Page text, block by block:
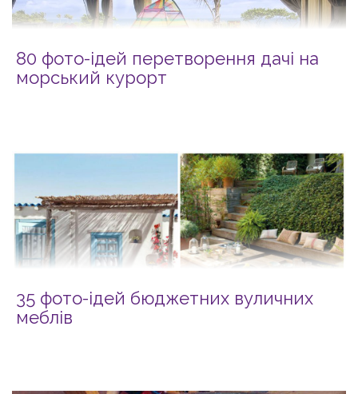
80 фото-ідей перетворення дачі на
морський курорт
35 фото-ідей бюджетних вуличних
меблів